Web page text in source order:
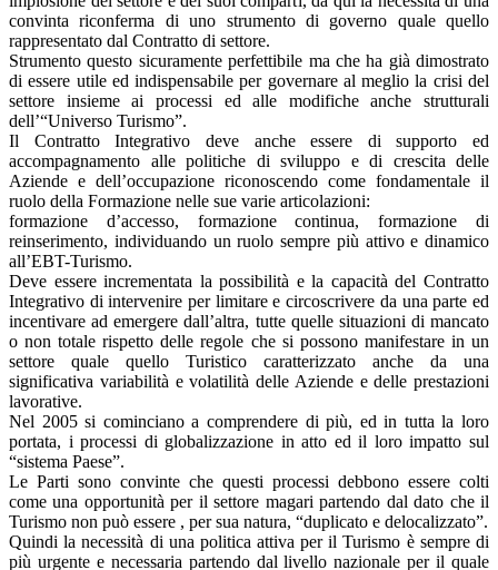
convinta riconferma di uno strumento di governo quale quello
rappresentato dal Contratto di settore.
Strumento questo sicuramente perfettibile ma che ha già dimostrato
di essere utile ed indispensabile per governare al meglio la crisi del
settore insieme ai processi ed alle modifiche anche strutturali
dell’“Universo Turismo”.
Il Contratto Integrativo deve anche essere di supporto ed
accompagnamento alle politiche di sviluppo e di crescita delle
Aziende e dell’occupazione riconoscendo come fondamentale il
ruolo della Formazione nelle sue varie articolazioni:
formazione d’accesso, formazione continua, formazione di
reinserimento, individuando un ruolo sempre più attivo e dinamico
all’EBT-Turismo.
Deve essere incrementata la possibilità e la capacità del Contratto
Integrativo di intervenire per limitare e circoscrivere da una parte ed
incentivare ad emergere dall’altra, tutte quelle situazioni di mancato
o non totale rispetto delle regole che si possono manifestare in un
settore quale quello Turistico caratterizzato anche da una
significativa variabilità e volatilità delle Aziende e delle prestazioni
lavorative.
Nel 2005 si cominciano a comprendere di più, ed in tutta la loro
portata, i processi di globalizzazione in atto ed il loro impatto sul
“sistema Paese”.
Le Parti sono convinte che questi processi debbono essere colti
come una opportunità per il settore magari partendo dal dato che il
Turismo non può essere , per sua natura, “duplicato e delocalizzato”.
Quindi la necessità di una politica attiva per il Turismo è sempre di
più urgente e necessaria partendo dal livello nazionale per il quale